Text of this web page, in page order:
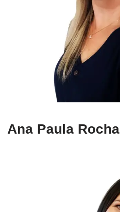
Ana Paula Rocha